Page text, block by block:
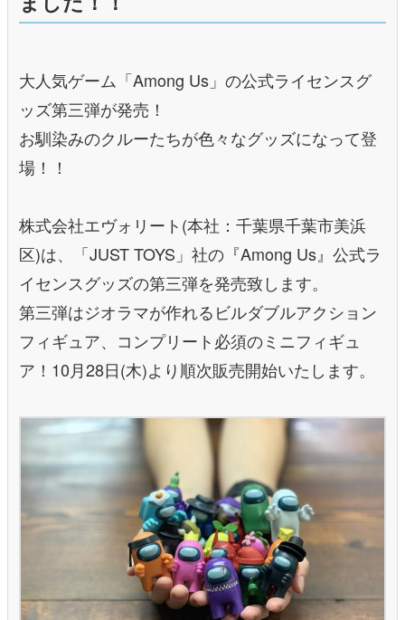
大人気ゲーム「Among Us」の公式ライセンスグ
ッズ第三弾が発売！
お馴染みのクルーたちが色々なグッズになって登
場！！
株式会社エヴォリート(本社：千葉県千葉市美浜
区)は、「JUST TOYS」社の『Among Us』公式ラ
イセンスグッズの第三弾を発売致します。
第三弾はジオラマが作れるビルダブルアクション
フィギュア、コンプリート必須のミニフィギュ
ア！10月28日(木)より順次販売開始いたします。